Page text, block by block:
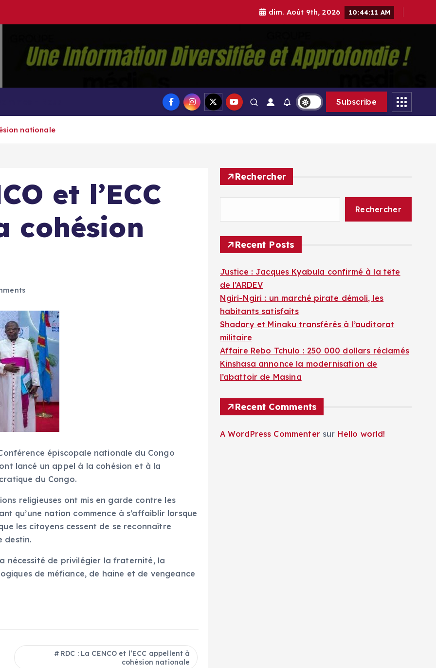
dim. Août 9th, 2026 10:44:12 AM
Groupe Aigle Médias
Subscribe
nationale
et l’ECC
cohésion
épiscopale nationale du Congo
ont lancé un appel à la cohésion et à la
du Congo.
religieuses ont mis en garde contre les
qu’une nation commence à s’affaiblir lorsque
les citoyens cessent de se reconnaître
destin.
nécessité de privilégier la fraternité, la
de méfiance, de haine et de vengeance
RDC : La CENCO et l’ECC appellent à
cohésion nationale
Rechercher
Rechercher
Recent Posts
Justice : Jacques Kyabula confirmé à la tête
de l’ARDEV
Ngiri-Ngiri : un marché pirate démoli, les
habitants satisfaits
Shadary et Minaku transférés à l’auditorat
militaire
Affaire Rebo Tchulo : 250 000 dollars réclamés
Kinshasa annonce la modernisation de
l’abattoir de Masina
Recent Comments
A WordPress Commentersur Hello world!